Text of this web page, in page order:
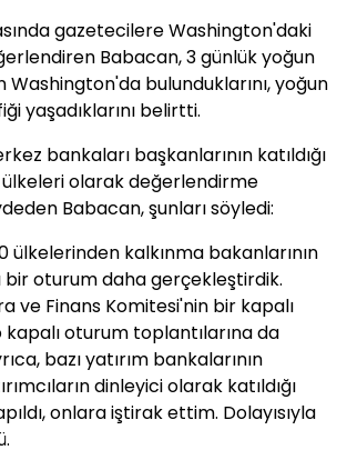
gazetecilere Washington'daki
Babacan, 3 günlük yoğun
bulunduklarını, yoğun
yaşadıklarını belirtti.
bankaları başkanlarının katıldığı
olarak değerlendirme
Babacan, şunları söyledi:
ülkelerinden kalkınma bakanlarının
bir oturum daha gerçekleştirdik.
ve Finans Komitesi'nin bir kapalı
oturum toplantılarına da
bazı yatırım bankalarının
dinleyici olarak katıldığı
onlara iştirak ettim. Dolayısıyla